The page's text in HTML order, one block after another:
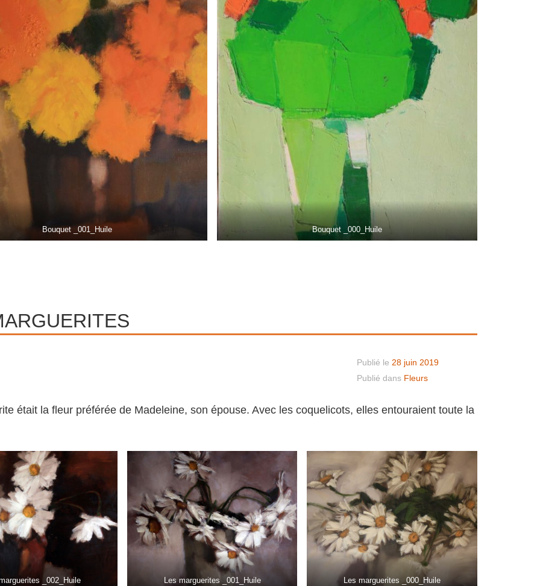
Bouquet _001_Huile Bouquet _000_Huile
Publié le28 juin 2019
Publié dans Fleurs
était la fleur préférée de Madeleine, son épouse. Avec les coquelicots, elles entouraient toute la
_002_Huile Les marguerites _001_Huile Les marguerites _000_Huile